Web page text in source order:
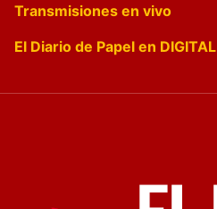
Transmisiones en vivo
El Diario de Papel en DIGITAL